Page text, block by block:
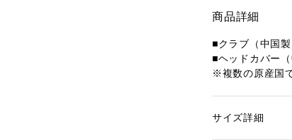
商品詳細
■クラブ（中国製
■ヘッドカバー（
※複数の原産国
ブリヂストンゴ
性別：メンズ
サイズ詳細